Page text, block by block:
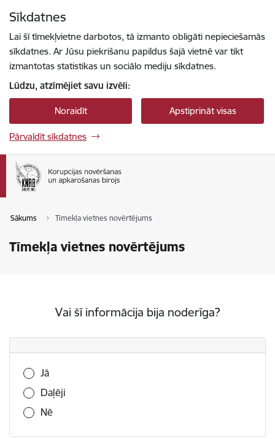
Sīkdatnes
Lai šī tīmekļvietne darbotos, tā izmanto obligāti nepieciešamās
sīkdatnes. Ar Jūsu piekrišanu papildus šajā vietnē var tikt
izmantotas statistikas un sociālo mediju sīkdatnes.
Lūdzu, atzīmējiet savu izvēli:
Noraidīt Apstiprināt visas
Pārvaldīt sīkdatnes
Sākums Tīmekļa vietnes novērtējums
Tīmekļa vietnes novērtējums
Vai šī informācija bija noderīga?
Vai šī informācija bija noderīga?
Jā
Daļēji
Nē